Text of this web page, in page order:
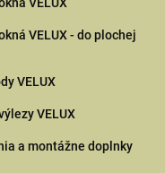
VELUX - do plochej
VELUX
VELUX
a montážne doplnky